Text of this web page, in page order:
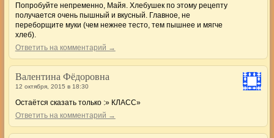
Попробуйте непременно, Майя. Хлебушек по этому рецепту
получается очень пышный и вкусный. Главное, не
переборщите муки (чем нежнее тесто, тем пышнее и мягче
хлеб).
Ответить на комментарий →
Валентина Фёдоровна
12 октября, 2015 в 18:30
Остаётся сказать только :» КЛАСС»
Ответить на комментарий →